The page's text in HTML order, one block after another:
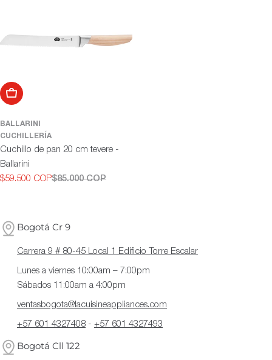
n
Añadir al carrito
BALLARINI
CUCHILLERÍA
Cuchillo de pan 20 cm tevere -
Ballarini
Precio
$59.500 COP
Precio
$85.000 COP
Bogotá Cr 9
Carrera 9 # 80-45 Local 1 Edificio Torre Escalar
Lunes a viernes 10:00am – 7:00pm
Sábados 11:00am a 4:00pm
ventasbogota@lacuisineappliances.com
+57 601 4327408 - +57 601 4327493
Bogotá Cll 122